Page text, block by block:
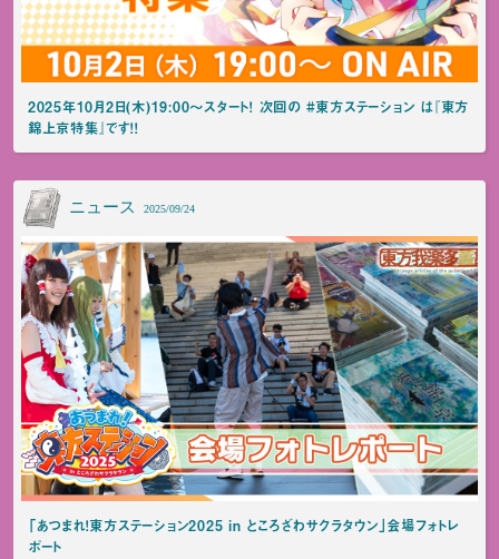
2025年10月2日(木)19:00～スタート！ 次回の #東方ステーション は『東方
錦上京特集』です！！
ニュース 2025/09/24
「あつまれ！東方ステーション2025 in ところざわサクラタウン」会場フォトレ
ポート